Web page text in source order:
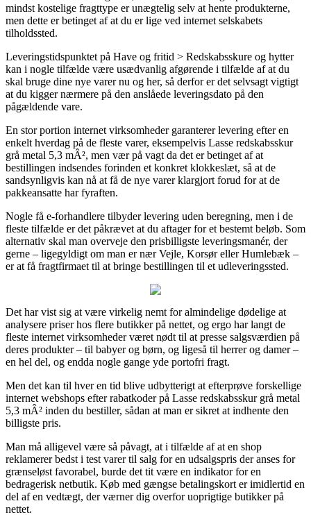
mindst kostelige fragttype er unægtelig selv at hente produkterne,
men dette er betinget af at du er lige ved internet selskabets
tilholdssted.
Leveringstidspunktet på Have og fritid > Redskabsskure og hytter
kan i nogle tilfælde være usædvanlig afgørende i tilfælde af at du
skal bruge dine nye varer nu og her, så derfor er det selvsagt vigtigt
at du kigger nærmere på den anslåede leveringsdato på den
pågældende vare.
En stor portion internet virksomheder garanterer levering efter en
enkelt hverdag på de fleste varer, eksempelvis Lasse redskabsskur
grå metal 5,3 mÂ², men vær på vagt da det er betinget af at
bestillingen indsendes forinden et konkret klokkeslæt, så at de
sandsynligvis kan nå at få de nye varer klargjort forud for at de
pakkeansatte har fyraften.
Nogle få e-forhandlere tilbyder levering uden beregning, men i de
fleste tilfælde er det påkrævet at du aftager for et bestemt beløb. Som
alternativ skal man overveje den prisbilligste leveringsmanér, der
gerne – ligegyldigt om man er nær Vejle, Korsør eller Humlebæk –
er at få fragtfirmaet til at bringe bestillingen til et udleveringssted.
Det har vist sig at være virkelig nemt for almindelige dødelige at
analysere priser hos flere butikker på nettet, og ergo har langt de
fleste internet virksomheder været nødt til at presse salgsværdien på
deres produkter – til babyer og børn, og ligeså til herrer og damer –
en hel del, og endda nogle gange yde portofri fragt.
Men det kan til hver en tid blive udbytterigt at efterprøve forskellige
internet webshops efter rabatkoder på Lasse redskabsskur grå metal
5,3 mÂ² inden du bestiller, sådan at man er sikret at indhente den
billigste pris.
Man må alligevel være så påvagt, at i tilfælde af at en shop
reklamerer bedst i test varer til salg for en udsalgspris der anses for
grænseløst favorabel, burde det tit være en indikator for en
bedragerisk netbutik. Køb med gængse betalingskort er imidlertid en
del af en vedtægt, der værner dig overfor uoprigtige butikker på
nettet.